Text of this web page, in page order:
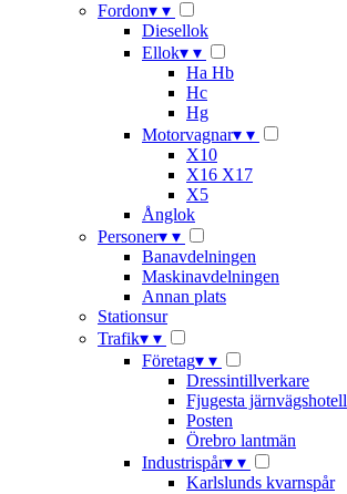
Fordon▾ ▾
Diesellok
Ellok▾ ▾
Ha Hb
Hc
Hg
Motorvagnar▾ ▾
X10
X16 X17
X5
Ånglok
Personer▾ ▾
Banavdelningen
Maskinavdelningen
Annan plats
Stationsur
Trafik▾ ▾
Företag▾ ▾
Dressintillverkare
Fjugesta järnvägshotell
Posten
Örebro lantmän
Industrispår▾ ▾
Karlslunds kvarnspår